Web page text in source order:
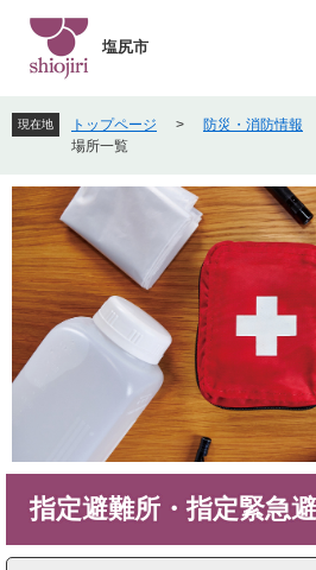
先
頭
す
。
を
飛
し
て
本
文
へ
塩尻市
現在地 トップページ > 防災・消防情報
場所一覧
指定避難所・指定緊急